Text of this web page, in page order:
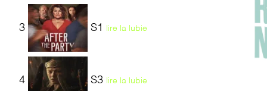
3 S1 lire la lubie
4 S3 lire la lubie